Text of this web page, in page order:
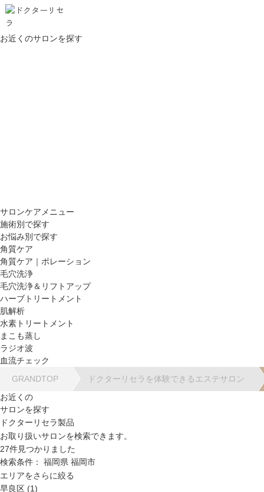
お近くのサロンを探す
サロンケアメニュー
施術別で探す
お悩み別で探す
角質ケア
角質ケア｜ポレーション
毛穴洗浄
毛穴洗浄＆リフトアップ
ハーブトリートメント
肌解析
水素トリートメント
まこも蒸し
ラジオ波
血流チェック
GRANDTOP
ドクターリセラを体験できるエステサロン
お近くの
サロンを探す
ドクターリセラ製品
お取り扱いサロンを検索できます。
27件見つかりました
検索条件：
福岡県 福岡市
エリアをさらに絞る
早良区 (1)